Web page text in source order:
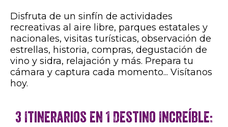
Disfruta de un sinfín de actividades
recreativas al aire libre, parques estatales y
nacionales, visitas turísticas, observación de
estrellas, historia, compras, degustación de
vino y sidra, relajación y más. Prepara tu
cámara y captura cada momento... Visítanos
hoy.
3 Itinerarios en 1 Destino Increíble: